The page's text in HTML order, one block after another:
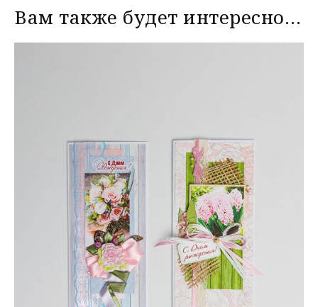
Вам также будет интересно…